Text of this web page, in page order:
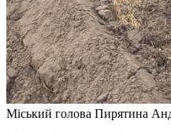
Міський голова Пирятина